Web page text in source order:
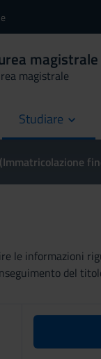
magistrale
Studiare
le informazioni
del